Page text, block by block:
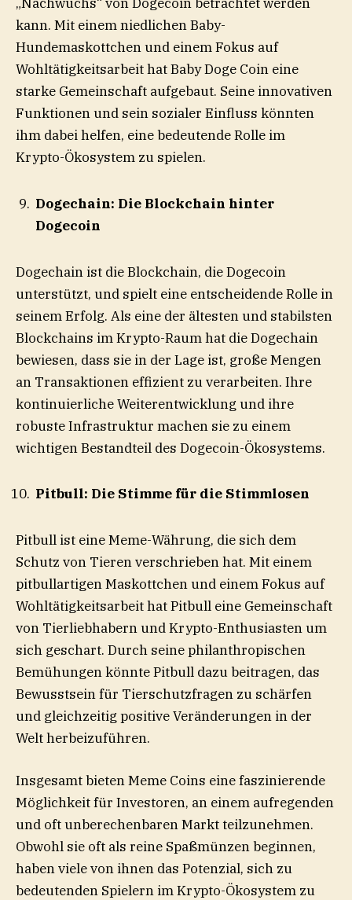
kann. Mit einem niedlichen Baby-
Hundemaskottchen und einem Fokus auf
Wohltätigkeitsarbeit hat Baby Doge Coin eine
starke Gemeinschaft aufgebaut. Seine innovativen
Funktionen und sein sozialer Einfluss könnten
ihm dabei helfen, eine bedeutende Rolle im
Krypto-Ökosystem zu spielen.
Dogechain: Die Blockchain hinter
Dogecoin
Dogechain ist die Blockchain, die Dogecoin
unterstützt, und spielt eine entscheidende Rolle in
seinem Erfolg. Als eine der ältesten und stabilsten
Blockchains im Krypto-Raum hat die Dogechain
bewiesen, dass sie in der Lage ist, große Mengen
an Transaktionen effizient zu verarbeiten. Ihre
kontinuierliche Weiterentwicklung und ihre
robuste Infrastruktur machen sie zu einem
wichtigen Bestandteil des Dogecoin-Ökosystems.
Pitbull: Die Stimme für die Stimmlosen
Pitbull ist eine Meme-Währung, die sich dem
Schutz von Tieren verschrieben hat. Mit einem
pitbullartigen Maskottchen und einem Fokus auf
Wohltätigkeitsarbeit hat Pitbull eine Gemeinschaft
von Tierliebhabern und Krypto-Enthusiasten um
sich geschart. Durch seine philanthropischen
Bemühungen könnte Pitbull dazu beitragen, das
Bewusstsein für Tierschutzfragen zu schärfen
und gleichzeitig positive Veränderungen in der
Welt herbeizuführen.
Insgesamt bieten Meme Coins eine faszinierende
Möglichkeit für Investoren, an einem aufregenden
und oft unberechenbaren Markt teilzunehmen.
Obwohl sie oft als reine Spaßmünzen beginnen,
haben viele von ihnen das Potenzial, sich zu
bedeutenden Spielern im Krypto-Ökosystem zu